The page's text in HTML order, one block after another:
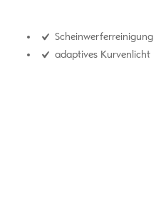
Scheinwerferreinigung
adaptives Kurvenlicht